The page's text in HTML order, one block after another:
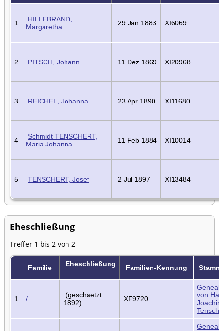
1
HILLEBRAND,
Margaretha
29 Jan 1883 XI6069
2 PITSCH, Johann 11 Dez 1869 XI20968
3 REICHEL, Johanna 23 Apr 1890 XI11680
4
Schmidt TENSCHERT,
Maria Johanna
11 Feb 1884 XI10014
5 TENSCHERT, Josef 2 Jul 1897 XI13484
Eheschließung
Treffer 1 bis 2 von 2
Familie Eheschließung Familien-Kennung
1 /
(geschaetzt
1892)
XF9720
von